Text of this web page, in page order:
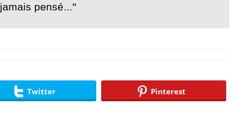
pensé..."
Twitter Pinterest